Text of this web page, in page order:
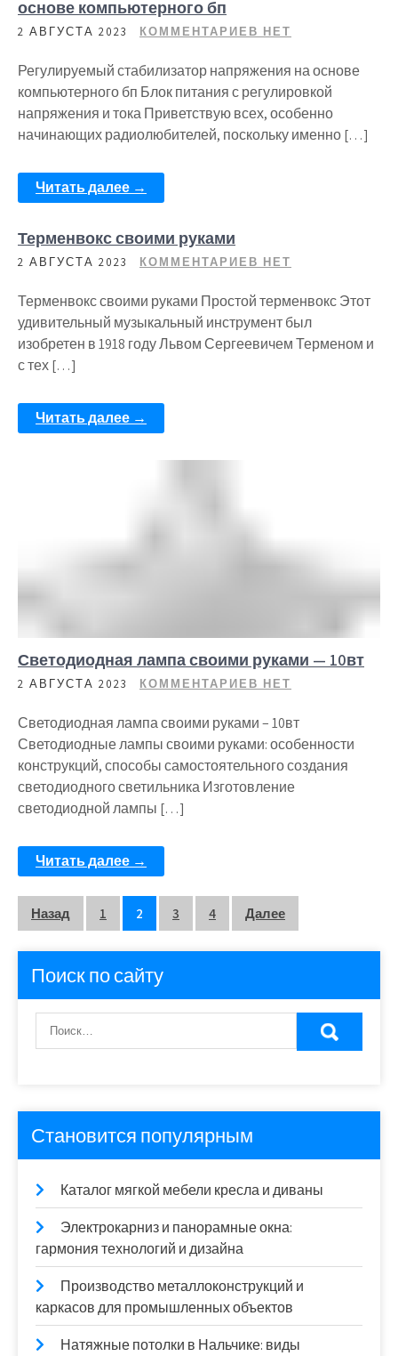
основе компьютерного бп
2 АВГУСТА 2023 КОММЕНТАРИЕВ НЕТ
Регулируемый стабилизатор напряжения на основе
компьютерного бп Блок питания с регулировкой
напряжения и тока Приветствую всех, особенно
начинающих радиолюбителей, поскольку именно […]
Читать далее →
Терменвокс своими руками
2 АВГУСТА 2023 КОММЕНТАРИЕВ НЕТ
Терменвокс своими руками Простой терменвокс Этот
удивительный музыкальный инструмент был
изобретен в 1918 году Львом Сергеевичем Терменом и
с тех […]
Читать далее →
Светодиодная лампа своими руками — 10вт
2 АВГУСТА 2023 КОММЕНТАРИЕВ НЕТ
Светодиодная лампа своими руками – 10вт
Светодиодные лампы своими руками: особенности
конструкций, способы самостоятельного создания
светодиодного светильника Изготовление
светодиодной лампы […]
Читать далее →
Пагинация
записей
Назад 1 2 3 4 Далее
Поиск по сайту
Становится популярным
Каталог мягкой мебели кресла и диваны
Электрокарниз и панорамные окна:
гармония технологий и дизайна
Производство металлоконструкций и
каркасов для промышленных объектов
Натяжные потолки в Нальчике: виды